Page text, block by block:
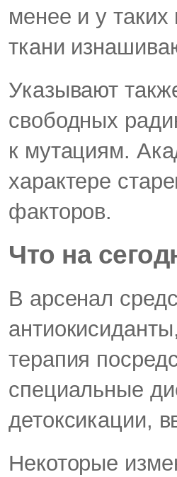
менее и у таких
ткани
Указывают
свободных
к мутациям.
характере
факторов.
Что на
В арсенал
терапия
специальные
детоксикации,
Некоторые